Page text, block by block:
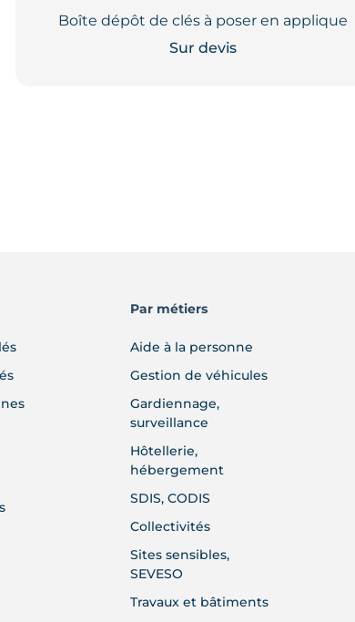
Boîte dépôt de clés à poser en applique
Sur devis
la
du
produit
Par métiers
Aide à la personne
Gestion de véhicules
Gardiennage,
surveillance
Hôtellerie,
hébergement
SDIS, CODIS
Collectivités
Sites sensibles,
SEVESO
Travaux et bâtiments